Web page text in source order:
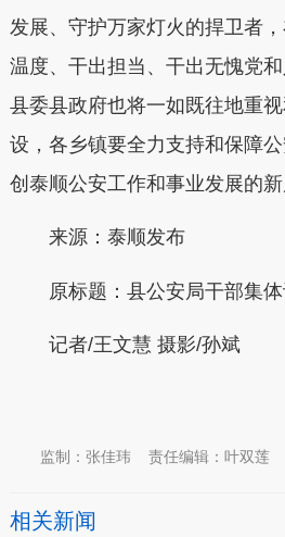
发展、守护万家灯火的捍卫者
温度、干出担当、干出无愧党和
县委县政府也将一如既往地重
设，各乡镇要全力支持和保障
创泰顺公安工作和事业发展的新
来源：泰顺发布
原标题： 县公安局干部集
记者/王文慧 摄影/孙斌
责任编辑：叶双莲
监制：张佳玮
相关新闻